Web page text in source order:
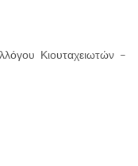
Κιουταχειωτών –